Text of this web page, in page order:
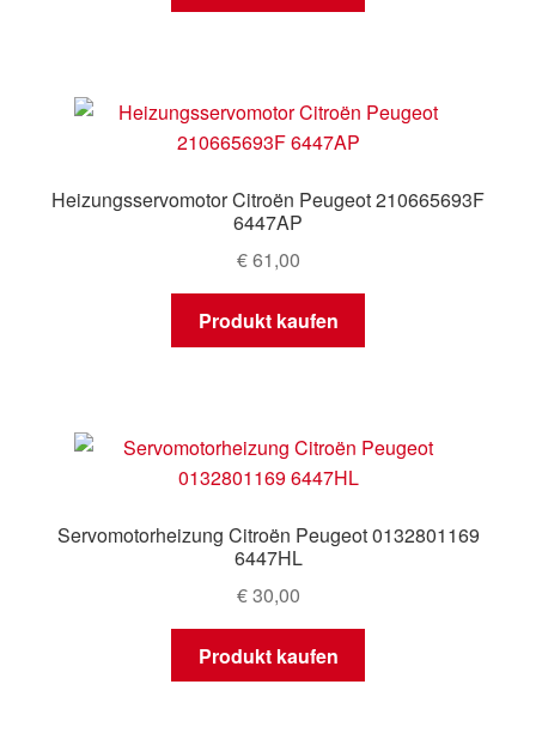
Heizungsservomotor Citroën Peugeot 210665693F
6447AP
€61,00
Produkt kaufen
Servomotorheizung Citroën Peugeot 0132801169
6447HL
€30,00
Produkt kaufen